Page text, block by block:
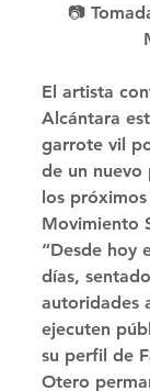
📷
El artista
Alcántara
garrote vil
de un nuevo
los
Movimiento
“Desde hoy
días,
autoridades
ejecuten
su perfil de
Otero